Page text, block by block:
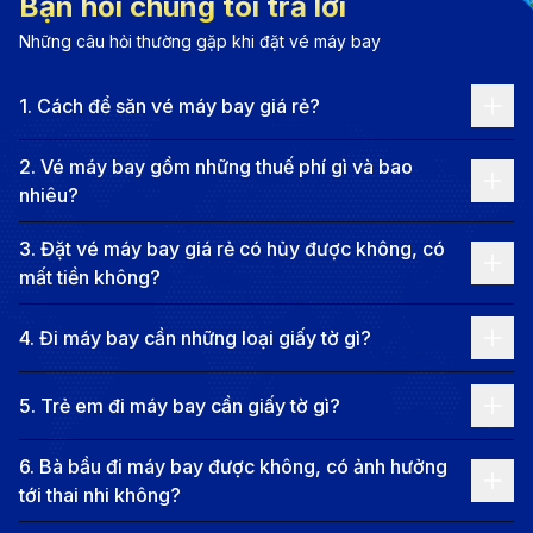
đa dạng. Thành phố có những khu mua sắm sầm uất,
các trung tâm thương mại lớn và các khu chợ địa
những sản phẩm độc đáo. Nam Kinh còn nổi tiếng với
các lễ hội truyền thống, từ Lễ hội Đền Khổng Tử đến
các sự kiện văn hóa đầy màu sắc, mang đến những
trải nghiệm thú vị cho du khách. Ẩm thực Nam Kinh
cũng rất đặc sắc, với các món ăn nổi bật, các món ăn
đường phố và các món ăn đặc sản của vùng Giang
Tô. Thành phố này thực sự là điểm đến lý tưởng cho
những ai yêu thích sự hòa quyện giữa lịch sử, văn hóa
Thông tin chuyến bay từ Vinh đi
Nam Kinh
Những câu hỏi thường gặp khi đặt vé máy bay
1. Cách để săn vé máy bay giá rẻ?
2. Vé máy bay gồm những thuế phí gì và bao
nhiêu?
3. Đặt vé máy bay giá rẻ có hủy được không, có
mất tiền không?
4. Đi máy bay cần những loại giấy tờ gì?
5. Trẻ em đi máy bay cần giấy tờ gì?
6. Bà bầu đi máy bay được không, có ảnh hưởng
tới thai nhi không?